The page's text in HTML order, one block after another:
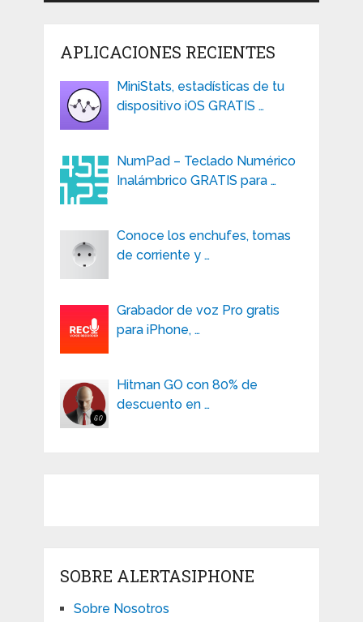
APLICACIONES RECIENTES
MiniStats, estadísticas de tu
dispositivo iOS GRATIS …
NumPad – Teclado Numérico
Inalámbrico GRATIS para …
Conoce los enchufes, tomas
de corriente y …
Grabador de voz Pro gratis
para iPhone, …
Hitman GO con 80% de
descuento en …
SOBRE ALERTASIPHONE
Sobre Nosotros